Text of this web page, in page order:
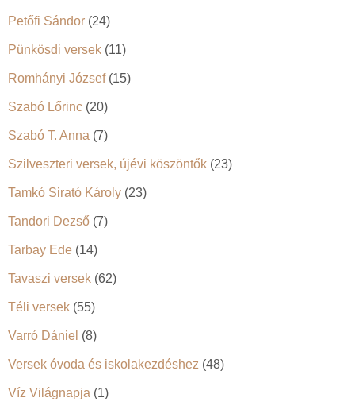
Petőfi Sándor (24)
Pünkösdi versek (11)
Romhányi József(15)
Szabó Lőrinc (20)
Szabó T. Anna (7)
Szilveszteri versek, újévi köszöntők (23)
Tamkó Sirató Károly (23)
Tandori Dezső (7)
Tarbay Ede (14)
Tavaszi versek (62)
Téli versek (55)
Varró Dániel (8)
Versek óvoda és iskolakezdéshez (48)
Víz Világnapja (1)